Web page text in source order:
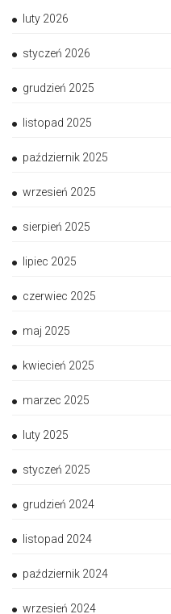
luty 2026
styczeń 2026
grudzień 2025
listopad 2025
październik 2025
wrzesień 2025
sierpień 2025
lipiec 2025
czerwiec 2025
maj 2025
kwiecień 2025
marzec 2025
luty 2025
styczeń 2025
grudzień 2024
listopad 2024
październik 2024
wrzesień 2024